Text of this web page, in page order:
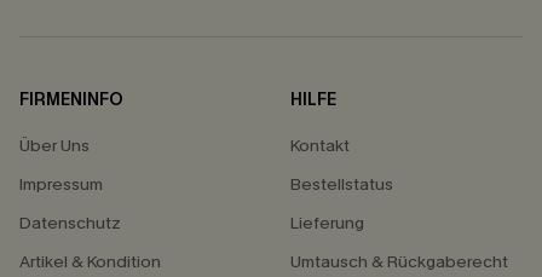
FIRMENINFO
Über Uns
Impressum
Datenschutz
Artikel & Kondition
HILFE
Kontakt
Bestellstatus
Lieferung
Umtausch & Rückgaberecht